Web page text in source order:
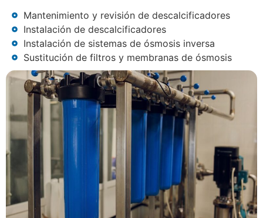
Mantenimiento y revisión de descalcificadores
Instalación de descalcificadores
Instalación de sistemas de ósmosis inversa
Sustitución de filtros y membranas de ósmosis